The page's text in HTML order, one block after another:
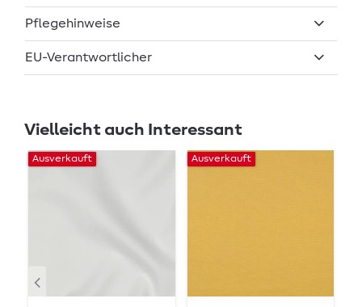
Pflegehinweise
EU-Verantwortlicher
Vielleicht auch Interessant
Ausverkauft Ausverkauft